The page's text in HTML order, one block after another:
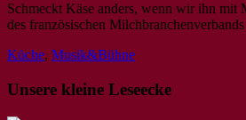
Schmeckt Käse anders, wenn wir ihn mit
des französischen
Küche, Musik&Bühne
Unsere kleine Leseecke